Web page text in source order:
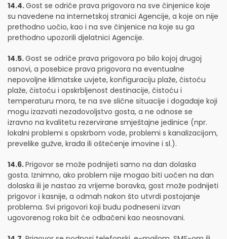
14.4.Gost se odriče prava prigovora na sve činjenice koje
su navedene na internetskoj stranici Agencije, a koje on nije
prethodno uočio, kao i na sve činjenice na koje su ga
prethodno upozorili djelatnici Agencije.
14.5.Gost se odriče prava prigovora po bilo kojoj drugoj
osnovi, a posebice prava prigovora na eventualne
nepovoljne klimatske uvjete, konfiguraciju plaže, čistoću
plaže, čistoću i opskrbljenost destinacije, čistoću i
temperaturu mora, te na sve slične situacije i događaje koji
mogu izazvati nezadovoljstvo gosta, a ne odnose se
izravno na kvalitetu rezervirane smještajne jedinice (npr.
lokalni problemi s opskrbom vode, problemi s kanalizacijom,
prevelike gužve, krađa ili oštećenje imovine i sl.).
14.6.Prigovor se može podnijeti samo na dan dolaska
gosta. Iznimno, ako problem nije mogao biti uočen na dan
dolaska ili je nastao za vrijeme boravka, gost može podnijeti
prigovor i kasnije, a odmah nakon što utvrdi postojanje
problema. Svi prigovori koji budu podneseni izvan
ugovorenog roka bit će odbačeni kao neosnovani.